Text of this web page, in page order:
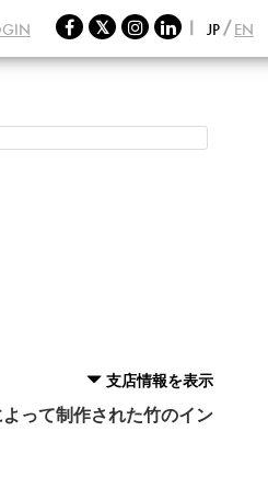
JP EN
支店情報を表示
って制作された竹のイン